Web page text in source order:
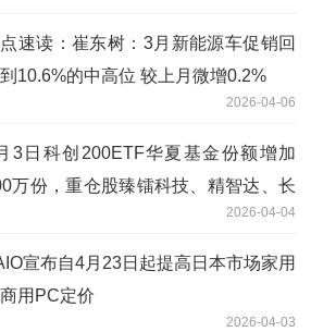
速读：崔东树：3月新能源车促销回
10.6%的中高位 较上月微增0.2%
2026-04-06
3日科创200ETF华夏基金份额增加
万份，重仓股臻镭科技、精智达、长
2026-04-04
宣布自4月23日起提高日本市场家用
用PC定价
2026-04-03